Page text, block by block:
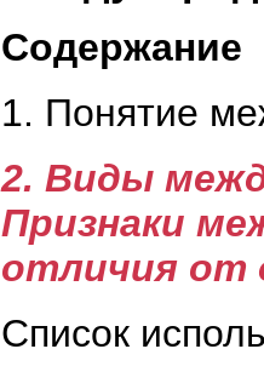
Содержание
1. Понятие
2. Виды
Признаки
отличия от
Список